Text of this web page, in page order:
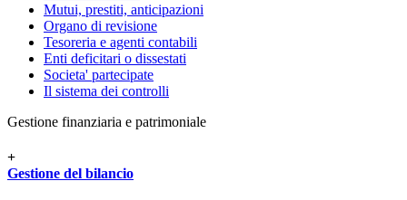
Mutui, prestiti, anticipazioni
Organo di revisione
Tesoreria e agenti contabili
Enti deficitari o dissestati
Societa' partecipate
Il sistema dei controlli
Gestione finanziaria e patrimoniale
+
Gestione del bilancio